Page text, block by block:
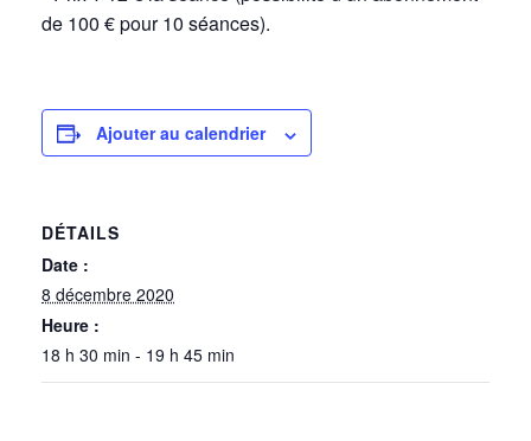
de 100 € pour 10 séances).
Ajouter au calendrier
DÉTAILS
Date :
8 décembre 2020
Heure :
18 h 30 min - 19 h 45 min